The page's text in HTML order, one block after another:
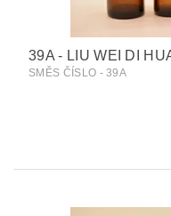
39A - LIU WEI DI
SMĚS ČÍSLO - 39A